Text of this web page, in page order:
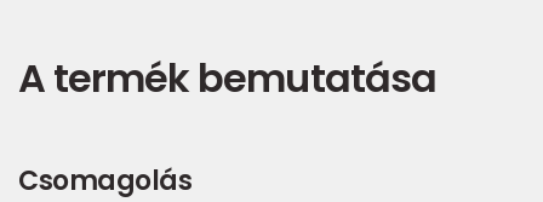
A termék bemutatása
Csomagolás